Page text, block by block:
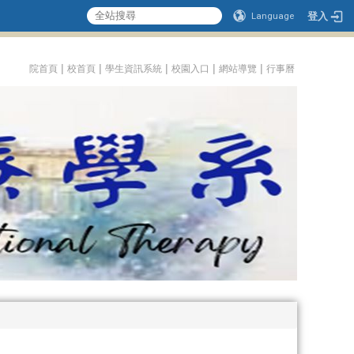
Language 登入
院首頁 | 校首頁 | 學生資訊系統 | 校園入口 | 網站導覽 | 行事曆